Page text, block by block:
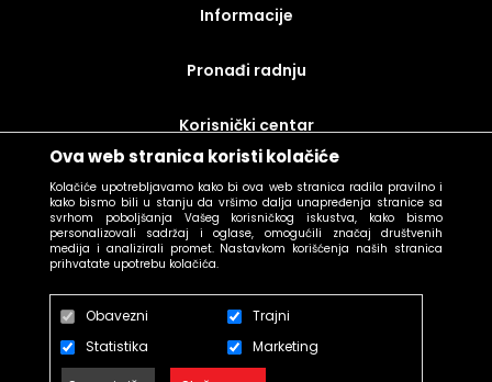
Ova web stranica koristi kolačiće
Kolačiće upotrebljavamo kako bi ova web stranica radila pravilno i
kako bismo bili u stanju da vršimo dalja unapređenja stranice sa
svrhom poboljšanja Vašeg korisničkog iskustva, kako bismo
personalizovali sadržaj i oglase, omogućili značaj društvenih
medija i analizirali promet. Nastavkom korišćenja naših stranica
prihvatate upotrebu kolačića.
Obavezni
Trajni
Statistika
Marketing
Informacije
Pronađi radnju
korisnički centar
uslovi prodaje